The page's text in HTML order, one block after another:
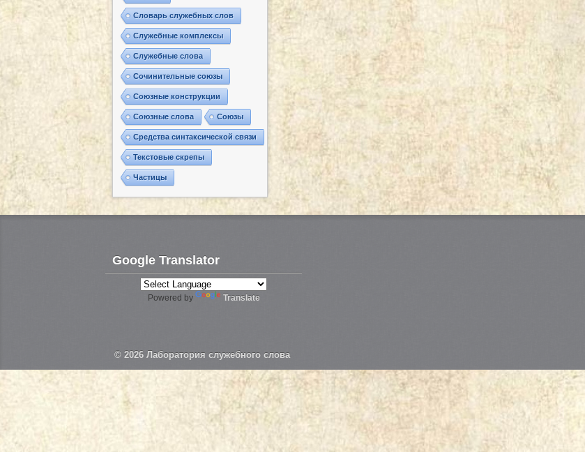
Словарь служебных слов
Служебные комплексы
Служебные слова
Сочинительные союзы
Союзные конструкции
Союзные слова Союзы
Средства синтаксической связи
Текстовые скрепы
Частицы
Google Translator
Powered by Translate
© 2026 Лаборатория служебного слова